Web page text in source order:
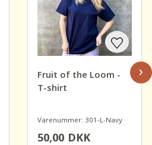
Fruit of the Loom -
T-shirt
Varenummer: 301-L-Navy
50,00DKK
›